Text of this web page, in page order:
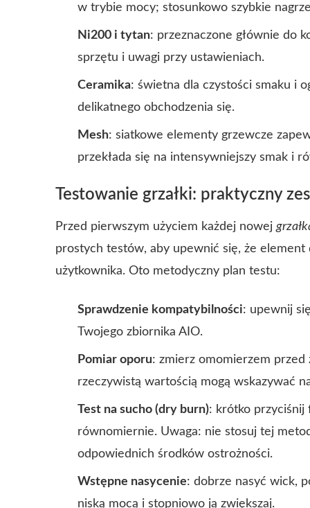
w trybie mocy; stosunkowo szybkie
Ni200 i tytan: przeznaczone głównie do
sprzętu i uwagi przy ustawieniach.
Ceramika: świetna dla czystości smaku i
delikatnego obchodzenia się.
Mesh: siatkowe elementy grzewcze
przekłada się na intensywniejszy smak i
Testowanie grzałki: praktyczny
Przed pierwszym użyciem każdej nowej
prostych testów, aby upewnić się, że element
użytkownika. Oto metodyczny plan testu:
Sprawdzenie kompatybilności: upewnij
Twojego zbiornika AIO.
Pomiar oporu: zmierz omomierzem
rzeczywistą wartością mogą wskazywać
Test na sucho (dry burn): krótko przyciśnij
równomiernie. Uwaga: nie stosuj tej
odpowiednich środków ostrożności.
Wstępne nasycenie: dobrze nasyć wick,
niską mocą i stopniowo ją zwiększaj.